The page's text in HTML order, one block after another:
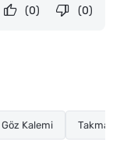
(0)
(0)
Göz Kalemi Takma